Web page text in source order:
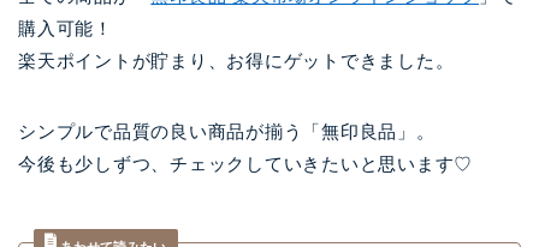
購入可能！
楽天ポイントが貯まり、お得にゲットできました。
シンプルで品質の良い商品が揃う「無印良品」。
今後も少しずつ、チェックしていきたいと思います♡